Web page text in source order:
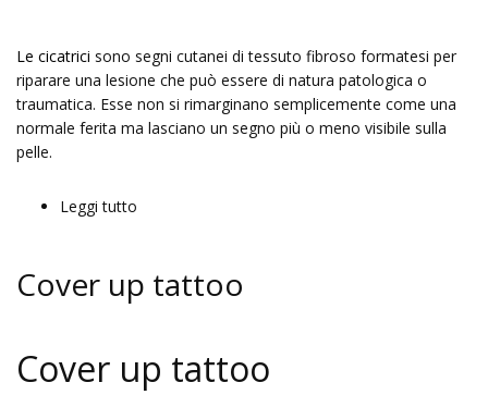
Le cicatrici sono segni cutanei di tessuto fibroso formatesi per
riparare una lesione che può essere di natura patologica o
traumatica. Esse non si rimarginano semplicemente come una
normale ferita ma lasciano un segno più o meno visibile sulla
pelle.
Leggi tutto
Cover up tattoo
Cover up tattoo